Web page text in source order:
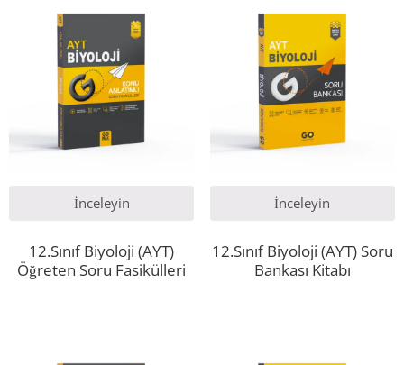
İnceleyin
12.Sınıf Biyoloji (AYT)
Öğreten Soru Fasikülleri
İnceleyin
12.Sınıf Biyoloji (AYT) Soru
Bankası Kitabı